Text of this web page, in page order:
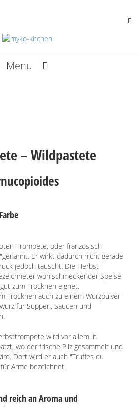
Menu
– Wildpastete
Trompete, oder französisch
Er wirkt dadurch nicht gerade
jedoch täuscht. Die Herbst-
wohlschmeckender Speise-
zum Trocknen eignet.
Trocknen auch zu einem Würzpulver
für Suppen, Saucen und
wird vor allem in
wo der frische Pilz gesammelt und
Dort wird er auch "Truffes du
Arme bezeichnet.
reich an Aroma und